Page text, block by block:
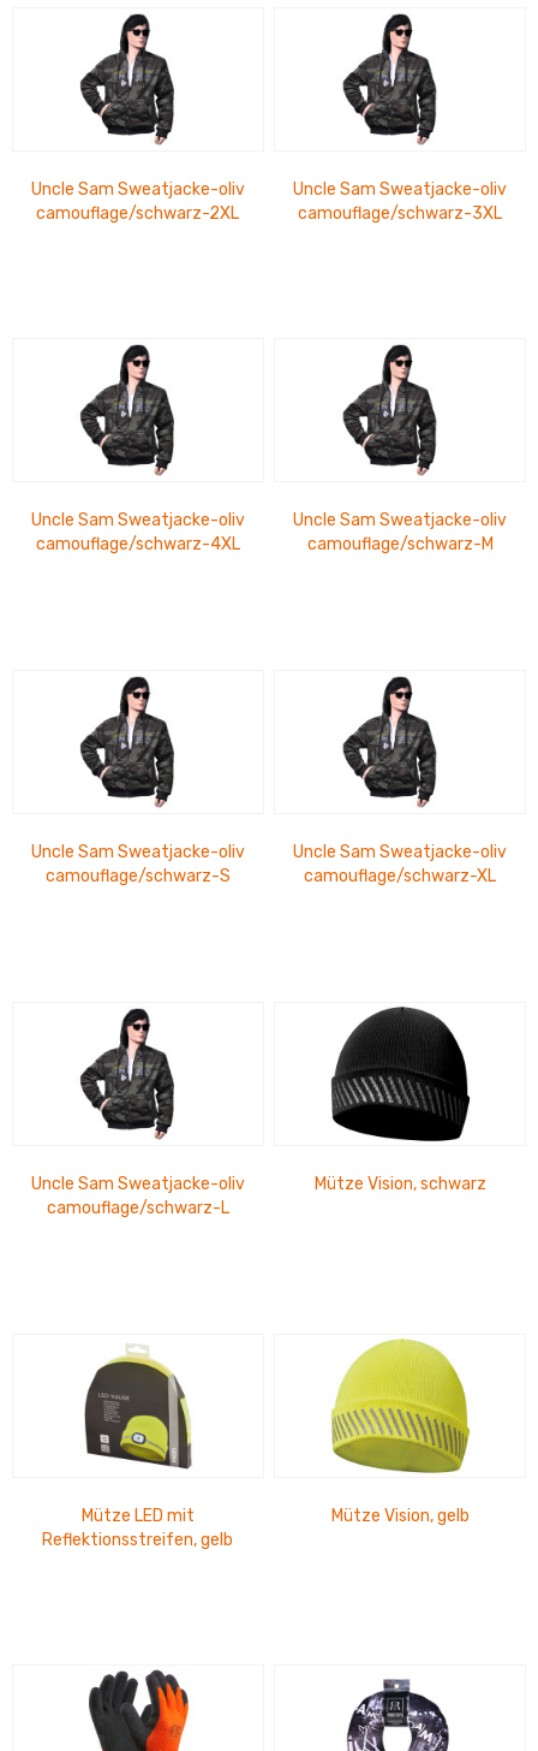
Uncle Sam Sweatjacke-oliv
camouflage/schwarz-2XL
Uncle Sam Sweatjacke-oliv
camouflage/schwarz-3XL
Uncle Sam Sweatjacke-oliv
camouflage/schwarz-4XL
Uncle Sam Sweatjacke-oliv
camouflage/schwarz-M
Uncle Sam Sweatjacke-oliv
camouflage/schwarz-S
Uncle Sam Sweatjacke-oliv
camouflage/schwarz-XL
Uncle Sam Sweatjacke-oliv
camouflage/schwarz-L
Mütze Vision, schwarz
Mütze LED mit
Reflektionsstreifen, gelb
Mütze Vision, gelb